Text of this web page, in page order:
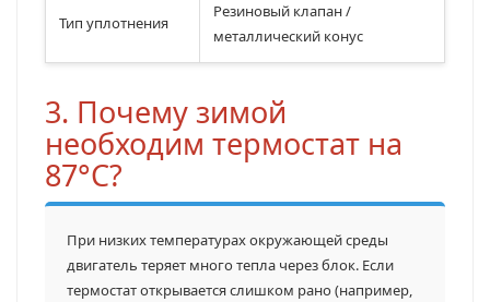
Тип уплотнения
Резиновый клапан /
металлический конус
3. Почему зимой
необходим термостат на
87°C?
При низких температурах окружающей среды
двигатель теряет много тепла через блок. Если
термостат открывается слишком рано (например,